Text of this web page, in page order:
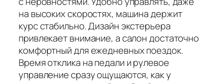
на высоких скоростях, машина держит
курс стабильно. Дизайн экстерьера
привлекает внимание, а салон достаточно
комфортный для ежедневных поездок.
Время отклика на педали и рулевое
управление сразу ощущаются, как у